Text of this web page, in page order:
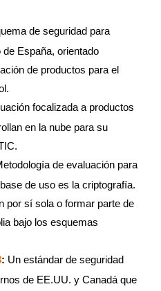
de seguridad para
España, orientado
de productos para el
focalizada a productos
en la nube para su
de evaluación para
de uso es la criptografía.
por sí sola o formar parte de
bajo los esquemas
: Un estándar de seguridad
de EE.UU. y Canadá que